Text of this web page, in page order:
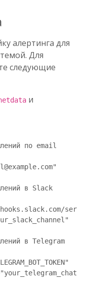
алертинга для
Для
следующие
и
по email
в Slack
hooks.slack.com/
в Telegram